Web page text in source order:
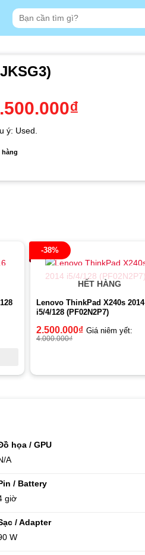
Tìm
kiếm:
₫
ý: Used.
hàng
-38%
HẾT HÀNG
Lenovo ThinkPad X240s 2014
i5/4/128 (PF02N2P7)
2.500.000₫ Giá niêm yết:
4.000.000₫
họa / GPU
A
/ Battery
giờ
/ Adapter
W